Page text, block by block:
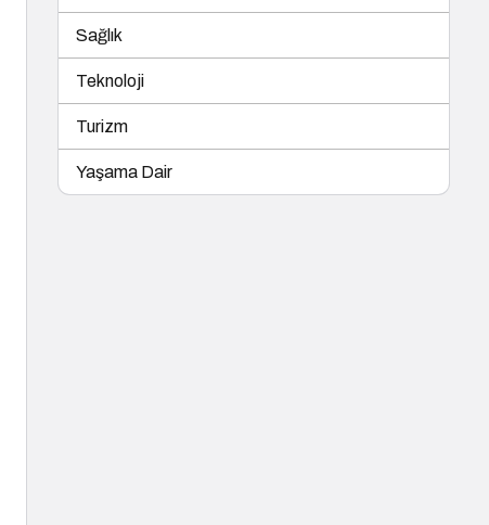
Sağlık
Teknoloji
Turizm
Yaşama Dair